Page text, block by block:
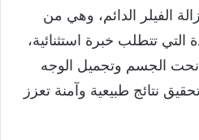
الفيلر الدائم، وهي من
التي تتطلب خبرة استثنائية،
الجسم وتجميل الوجه
نتائج طبيعية وآمنة تعزز